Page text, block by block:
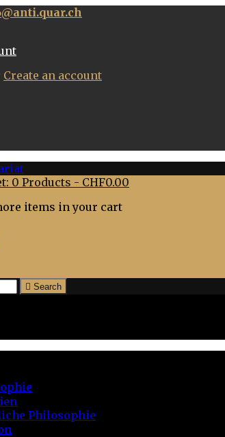
Create an account
0 Products - CHF0.00
items in your cart
 Search
Philosophie